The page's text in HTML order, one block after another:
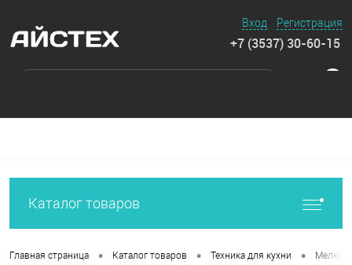
Вход Регистрация
+7 (3537) 30-60-15
Каталог товаров
Главная страница • Каталог товаров • Техника для кухни • Мелкая